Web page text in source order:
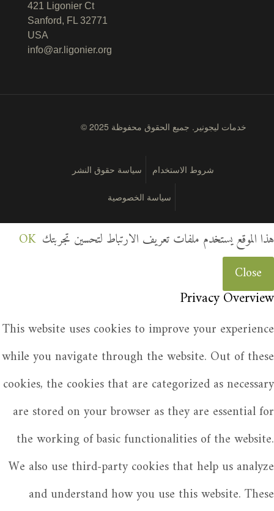
421 Ligonier Ct
Sanford, FL 32771
USA
info@ar.ligonier.org
© 2025 خدمات ليجونير. جميع الحقوق محفوظة
شروط الاستخدام سياسة حقوق النشر
سياسة الخصوصية
هذا الموقع يستخدم ملفات تعريف الارتباط لتحسين تجربتك OK
Close
Privacy Overview
This website uses cookies to improve your experience
while you navigate through the website. Out of these
cookies, the cookies that are categorized as necessary
are stored on your browser as they are essential for
the working of basic functionalities of the website.
We also use third-party cookies that help us analyze
and understand how you use this website. These